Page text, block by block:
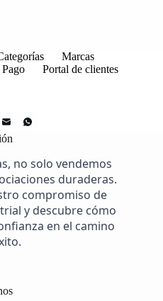
Marcas
Pago Portal de clientes
no solo vendemos
duraderas.
compromiso de
y descubre cómo
en el camino